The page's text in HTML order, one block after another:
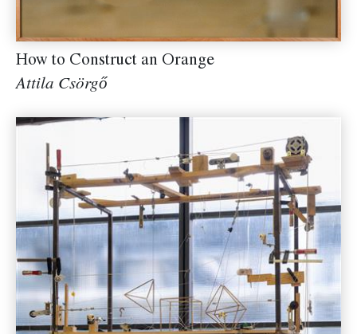
How to Construct an Orange
Attila Csörgő